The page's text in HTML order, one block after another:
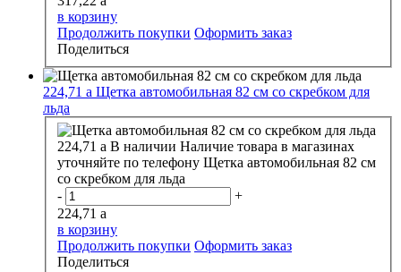
в корзину
Продолжить покупки Оформить заказ
Поделиться
224,71 a Щетка автомобильная 82 см со скребком для
льда
224,71 a В наличии Наличие товара в магазинах
уточняйте по телефону Щетка автомобильная 82 см
со скребком для льда
-
+
224,71 a
в корзину
Продолжить покупки Оформить заказ
Поделиться